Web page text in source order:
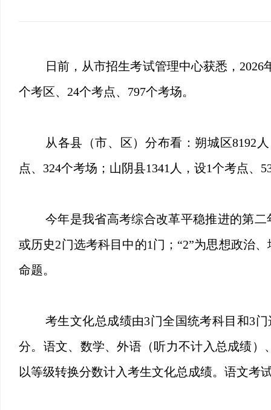
日前，从市招生考试管理中心获悉，
个考区、24个考点、797个考场。
从各县（市、区）分布看：朔城区8192
点、324个考场；山阴县1341人，设1个考点、
今年是我省高考综合改革平稳推进的第二
或历史2门选考科目中的1门；“2”为思想政治
命题。
考生文化总成绩由3门全国统考科目和3
分。语文、数学、外语（听力不计入总成绩
以等级转换分数计入考生文化总成绩。语文考